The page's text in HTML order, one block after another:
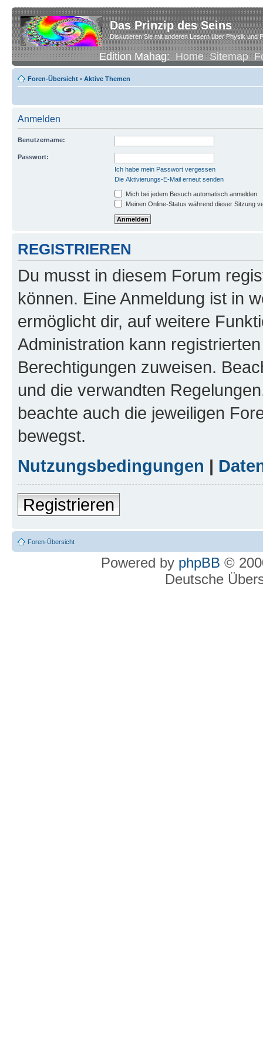
Das Prinzip des Seins
Diskutieren Sie mit anderen Lesern über Physik und
Edition Mahag:Home Sitemap
Foren-Übersicht • Aktive Themen
Anmelden
Benutzername:
Passwort:
Ich habe mein Passwort vergessen
Die Aktivierungs-E-Mail erneut senden
Mich bei jedem Besuch automatisch anmelden
Meinen Online-Status während dieser Sitzung
REGISTRIEREN
Du musst in diesem Forum
können. Eine Anmeldung ist in
ermöglicht dir, auf weitere
Administration kann
Berechtigungen zuweisen.
und die verwandten
beachte auch die jeweiligen
bewegst.
Nutzungsbedingungen |
Registrieren
Foren-Übersicht
Powered by phpBB ©
Deutsche